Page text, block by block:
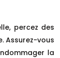
percez des
Assurez-vous
la